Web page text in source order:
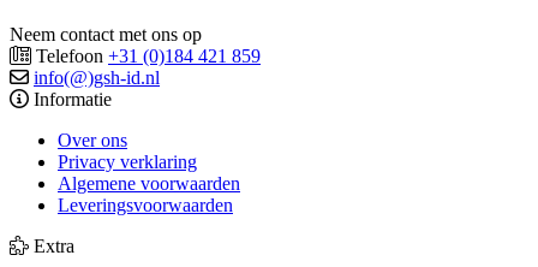
Neem contact met ons op
Telefoon +31 (0)184 421 859
info(@)gsh-id.nl
Informatie
Over ons
Privacy verklaring
Algemene voorwaarden
Leveringsvoorwaarden
Extra